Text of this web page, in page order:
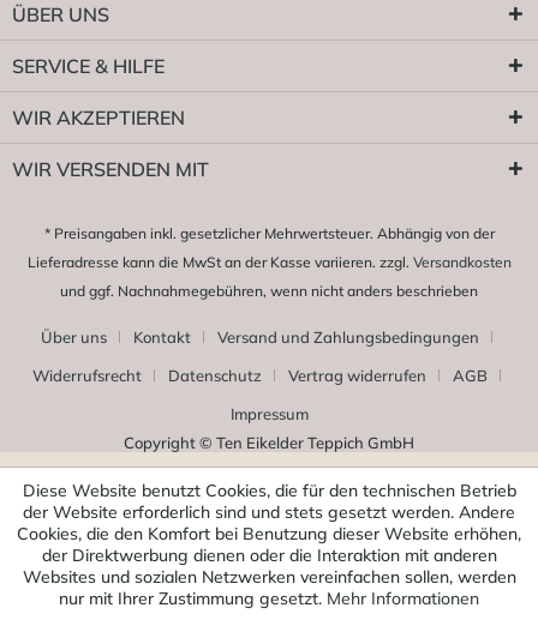
ÜBER UNS
SERVICE & HILFE
WIR AKZEPTIEREN
WIR VERSENDEN MIT
* Preisangaben inkl. gesetzlicher Mehrwertsteuer. Abhängig von der
Lieferadresse kann die MwSt an der Kasse variieren. zzgl. Versandkosten
und ggf. Nachnahmegebühren, wenn nicht anders beschrieben
Über uns Kontakt
Versand und Zahlungsbedingungen
Widerrufsrecht
Datenschutz Vertrag widerrufen
AGB
Impressum
Copyright © Ten Eikelder Teppich GmbH
Diese Website benutzt Cookies, die für den technischen Betrieb
der Website erforderlich sind und stets gesetzt werden. Andere
Cookies, die den Komfort bei Benutzung dieser Website erhöhen,
der Direktwerbung dienen oder die Interaktion mit anderen
Websites und sozialen Netzwerken vereinfachen sollen, werden
nur mit Ihrer Zustimmung gesetzt. Mehr Informationen